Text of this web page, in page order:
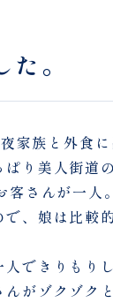
。
族と外食に
り美人街道
さんが一人。
、娘は比較
できりもり
がゾクゾクと